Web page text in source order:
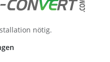
nötig.